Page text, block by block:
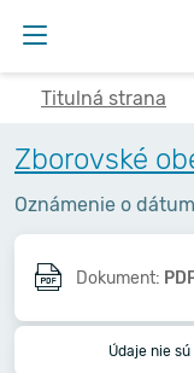
Titulná strana
Zborovské
Oznámenie o
Dokument:
Údaje nie